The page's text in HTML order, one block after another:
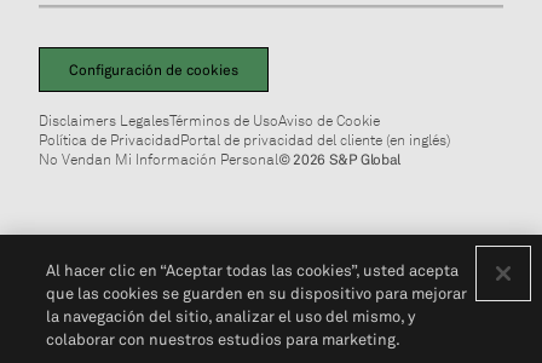
Configuración de cookies
Disclaimers LegalesTérminos de UsoAviso de Cookie
Política de PrivacidadPortal de privacidad del cliente (en inglés)
No Vendan Mi Información Personal© 2026 S&P Global
Al hacer clic en “Aceptar todas las cookies”, usted acepta
que las cookies se guarden en su dispositivo para mejorar
la navegación del sitio, analizar el uso del mismo, y
colaborar con nuestros estudios para marketing.